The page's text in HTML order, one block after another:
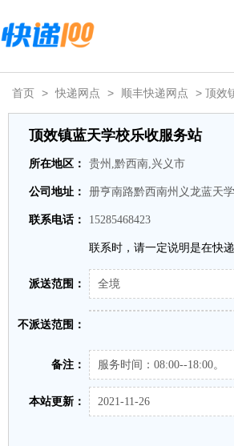
首页 > 快递网点 > 顺丰快递网点 > 顶效
顶效镇蓝天学校乐收服务站
所在地区： 贵州,黔西南,兴义市
公司地址： 册亨南路黔西南州义龙蓝天
联系电话： 15285468423
联系时，请一定说明是在快
派送范围： 全境
不派送范围：
备注： 服务时间：08:00--18:00。
本站更新： 2021-11-26